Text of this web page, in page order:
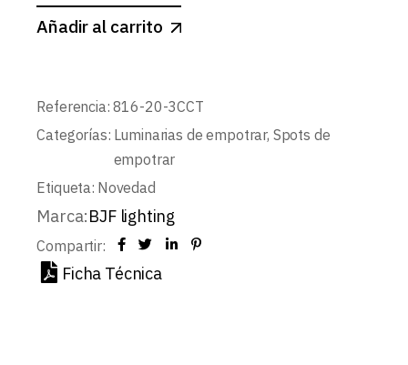
Añadir al carrito
Referencia: 816-20-3CCT
Categorías: Luminarias de empotrar, Spots de
empotrar
Etiqueta: Novedad
Marca:BJF lighting
Compartir:
Ficha Técnica